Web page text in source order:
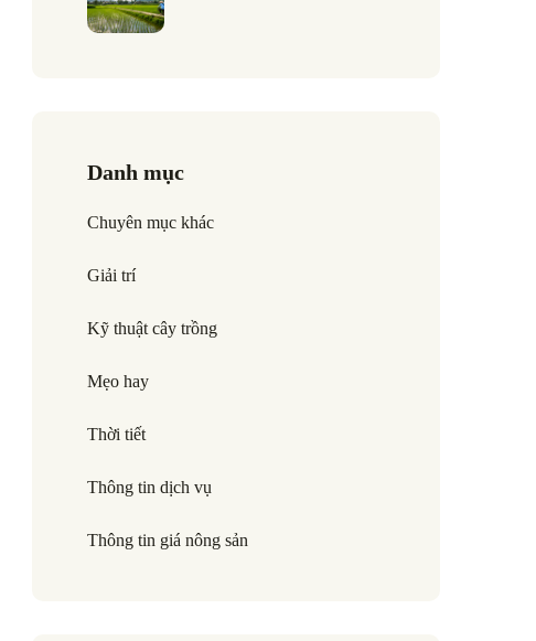
Danh mục
Chuyên mục khác
Giải trí
Kỹ thuật cây trồng
Mẹo hay
Thời tiết
Thông tin dịch vụ
Thông tin giá nông sản